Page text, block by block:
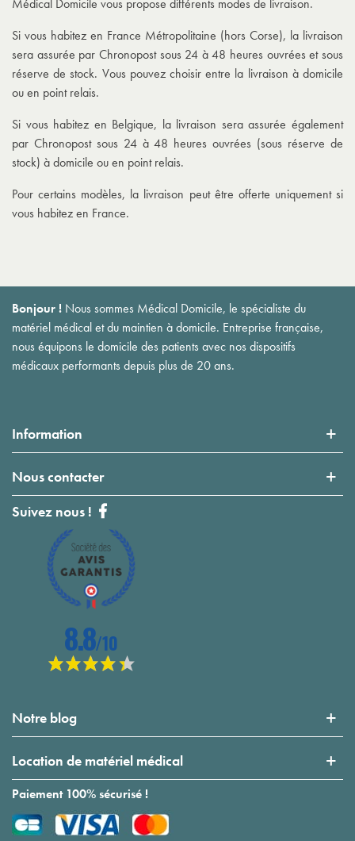
Médical Domicile vous propose différents modes de livraison.
Si vous habitez en France Métropolitaine (hors Corse), la livraison
sera assurée par Chronopost sous 24 à 48 heures ouvrées et sous
réserve de stock. Vous pouvez choisir entre la livraison à domicile
ou en point relais.
Si vous habitez en Belgique, la livraison sera assurée également
par Chronopost sous 24 à 48 heures ouvrées (sous réserve de
stock) à domicile ou en point relais.
Pour certains modèles, la livraison peut être offerte uniquement si
vous habitez en France.
Bonjour ! Nous sommes Médical Domicile, le spécialiste du
matériel médical et du maintien à domicile. Entreprise française,
nous équipons le domicile des patients avec nos dispositifs
médicaux performants depuis plus de 20 ans.
Information
Nous contacter
Suivez nous !
Notre blog
Location de matériel médical
Paiement 100% sécurisé !